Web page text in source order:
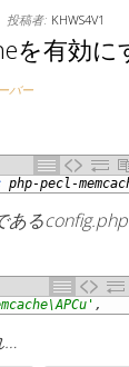
投稿者: KHWS4V1
を有効に
バー
php-pecl-
ある
,
…